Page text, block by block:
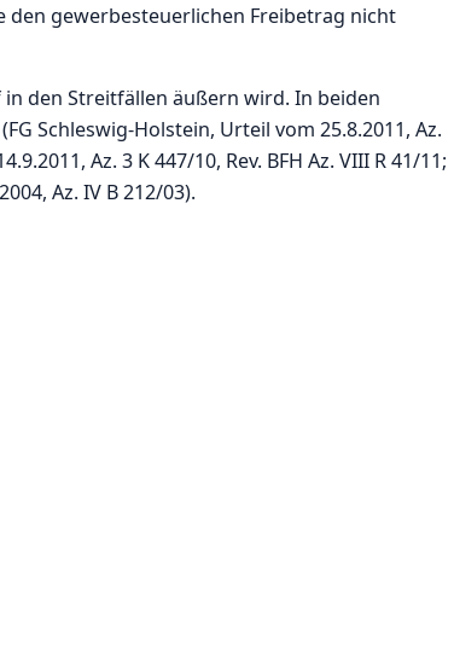
gewerbesteuerlichen Freibetrag nicht
den Streitfällen äußern wird. In beiden
Schleswig-Holstein, Urteil vom 25.8.2011, Az.
Az. 3 K 447/10, Rev. BFH Az. VIII R 41/11;
Az. IV B 212/03).